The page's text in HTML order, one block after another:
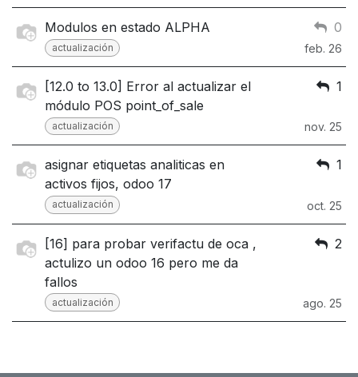
Modulos en estado ALPHA
actualización
0
feb. 26
[12.0 to 13.0] Error al actualizar el
módulo POS point_of_sale
actualización
1
nov. 25
asignar etiquetas analiticas en
activos fijos, odoo 17
actualización
1
oct. 25
[16] para probar verifactu de oca ,
actulizo un odoo 16 pero me da
fallos
actualización
2
ago. 25